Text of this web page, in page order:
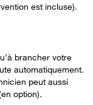
est incluse).
brancher votre
automatiquement.
peut aussi
option).